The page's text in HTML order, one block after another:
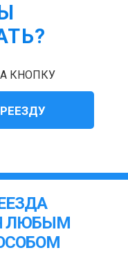
КНОПКУ
ЛЮБЫМ